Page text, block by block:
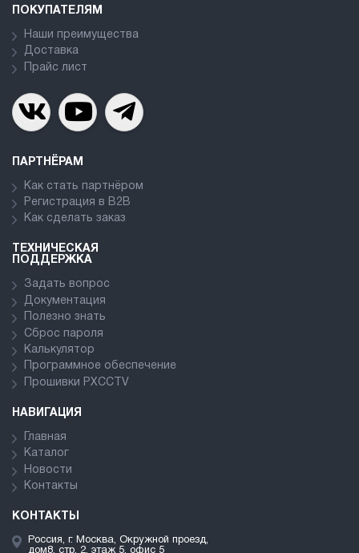
ПОКУПАТЕЛЯМ
Наши преимущества
Доставка
Прайс лист
ПАРТНЁРАМ
Как стать партнёром
Регистрация в В2В
Как сделать заказ
ТЕХНИЧЕСКАЯ
ПОДДЕРЖКА
Задать вопрос
Документация
Полезно знать
Сброс пароля
Калькулятор
Программное обеспечение
Прошивки PXCCTV
НАВИГАЦИЯ
Главная
Каталог
Новости
Контакты
КОНТАКТЫ
Россия, г. Москва, Окружной проезд,
дом8, стр. 2, этаж 5, офис 5